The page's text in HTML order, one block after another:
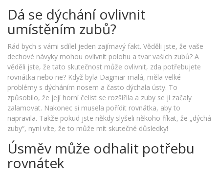
Dá se dýchání ovlivnit
umístěním zubů?
Rád bych s vámi sdílel jeden zajímavý fakt. Věděli jste, že vaše
dechové návyky mohou ovlivnit polohu a tvar vašich zubů? A
věděli jste, že tato skutečnost může ovlivnit, zda potřebujete
rovnátka nebo ne? Když byla Dagmar malá, měla velké
problémy s dýcháním nosem a často dýchala ústy. To
způsobilo, že její horní čelist se rozšířila a zuby se jí začaly
zalamovat. Nakonec si musela pořídit rovnátka, aby to
napravila. Takže pokud jste někdy slyšeli někoho říkat, že „dýchá
zuby“, nyní víte, že to může mít skutečné důsledky!
Úsměv může odhalit potřebu
rovnátek